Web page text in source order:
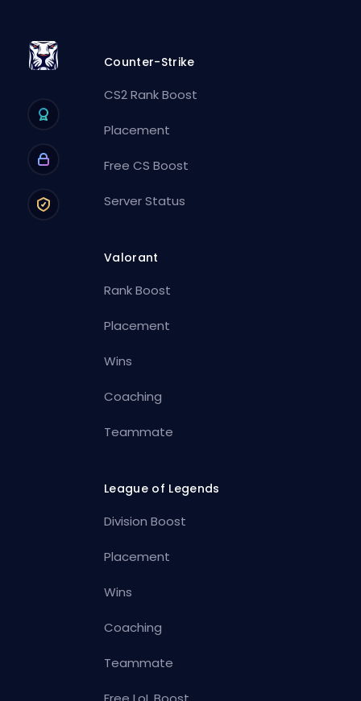
Counter-Strike
CS2 Rank Boost
Placement
Free CS Boost
Server Status
Valorant
Rank Boost
Placement
Wins
Coaching
Teammate
League of Legends
Division Boost
Placement
Wins
Coaching
Teammate